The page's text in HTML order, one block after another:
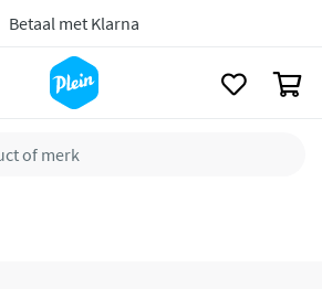
Betaal met Klarna